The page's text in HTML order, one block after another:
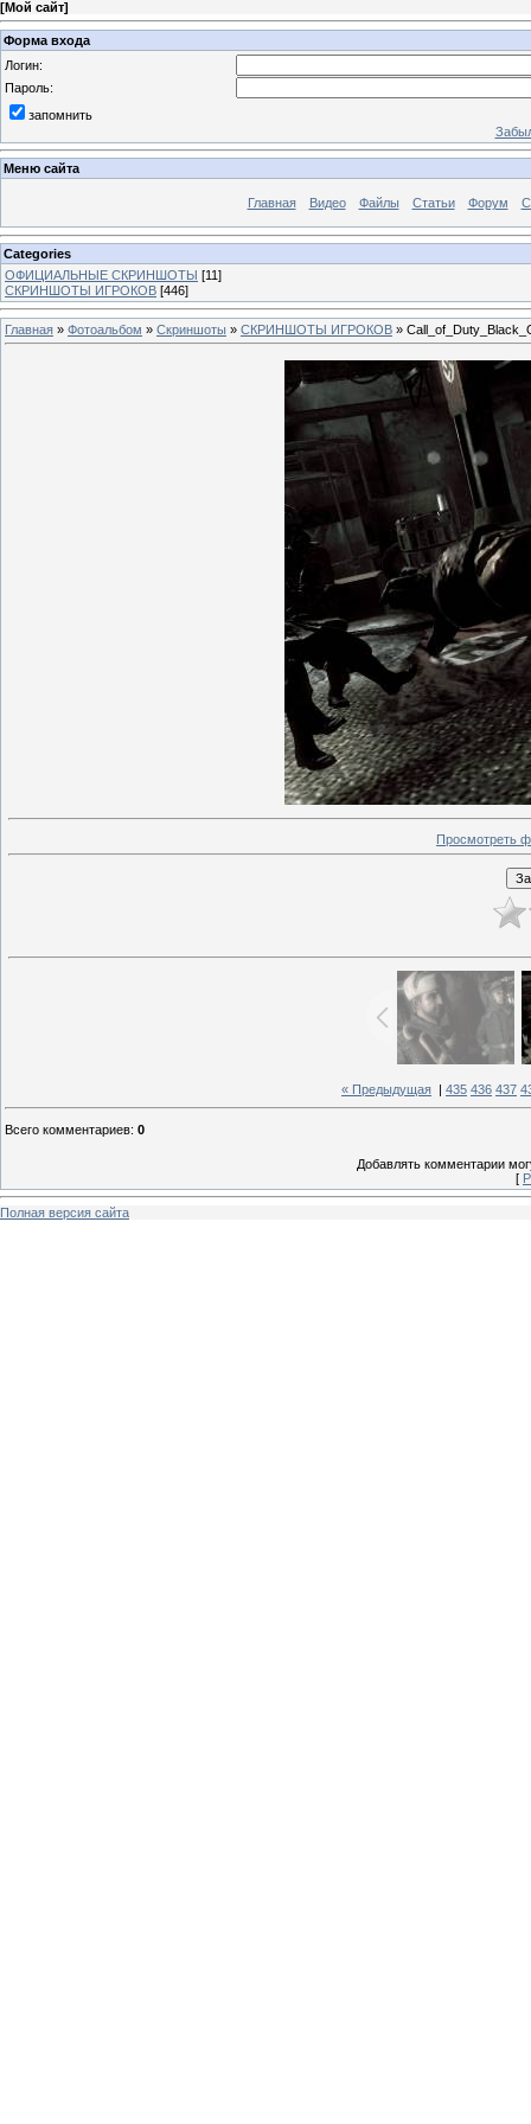
[Мой сайт]
Форма входа
Логин:
Пароль:
запомнить
Меню сайта
Главная Видео Файлы Статьи Форум
Categories
ОФИЦИАЛЬНЫЕ СКРИНШОТЫ [11]
СКРИНШОТЫ ИГРОКОВ [446]
Главная » Фотоальбом » Скриншоты » СКРИНШОТЫ ИГРОКОВ »
Просмотреть
« Предыдущая 435 436 437
Всего комментариев: 0
Добавлять комментарии
[
Полная версия сайта